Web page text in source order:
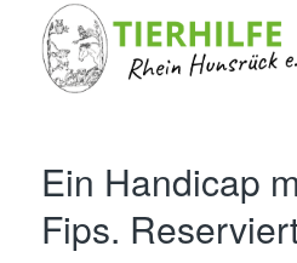
Ein Handicap
Fips.